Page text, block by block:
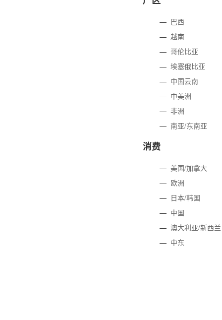
— 巴西
—越南
—哥伦比亚
—埃塞俄比亚
— 中国云南
— 中美洲
—非洲
—南亚/东南亚
消费
—美国/加拿大
— 欧洲
— 日本/韩国
— 中国
— 澳大利亚/新西兰
— 中东